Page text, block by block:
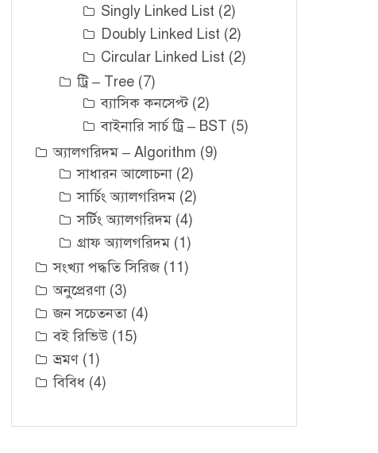
Singly Linked List (2)
Doubly Linked List (2)
Circular Linked List (2)
ট্রি – Tree (7)
ব্যাসিক কনসেপ্ট(2)
বাইনারি সার্চ ট্রি – BST (5)
অ্যালগরিদম – Algorithm (9)
সাধারন আলোচনা (2)
সার্চিং অ্যালগরিদম (2)
সর্টিং অ্যালগরিদম (4)
গ্রাফ অ্যালগরিদম (1)
সংখ্যা পদ্ধতি সিরিজ (11)
অনুপ্রেরণা (3)
জন সচেতনতা (4)
বই রিভিউ (15)
ভ্রমণ (1)
বিবিধ (4)